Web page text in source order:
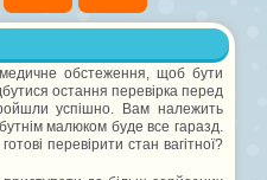
обстеження, щоб бути
остання перевірка перед
успішно. Вам належить
малюком буде все гаразд.
перевірити стан вагітної?